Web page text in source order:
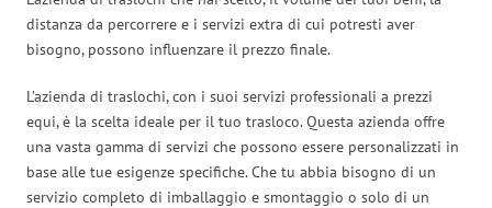
distanza da percorrere e i servizi extra di cui potresti aver
bisogno, possono influenzare il prezzo finale.
L’azienda di traslochi, con i suoi servizi professionali a prezzi
equi, è la scelta ideale per il tuo trasloco. Questa azienda offre
una vasta gamma di servizi che possono essere personalizzati in
base alle tue esigenze specifiche. Che tu abbia bisogno di un
servizio completo di imballaggio e smontaggio o solo di un